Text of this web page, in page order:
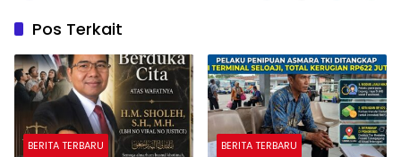
Pos Terkait
BERITA TERBARU BERITA TERBARU